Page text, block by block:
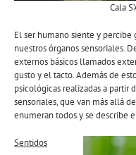
Cala
El ser humano siente y percibe
nuestros órganos sensoriales.
externos básicos llamados
gusto y el tacto. Además de
psicológicas realizadas a partir
sensoriales, que van más allá
enumeran todos y se describe
Sentidos